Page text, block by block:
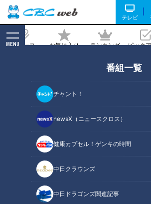
テレビ
ニュース お気に入り ランキング ピック
MENU
番組一覧
チャント！
newsX（ニュースクロス）
健康カプセル！ゲンキの時間
中日クラウンズ
中日ドラゴンズ関連記事
てしまうぞ」大先輩の言葉と
根尾昂の覚悟
記事に戻る